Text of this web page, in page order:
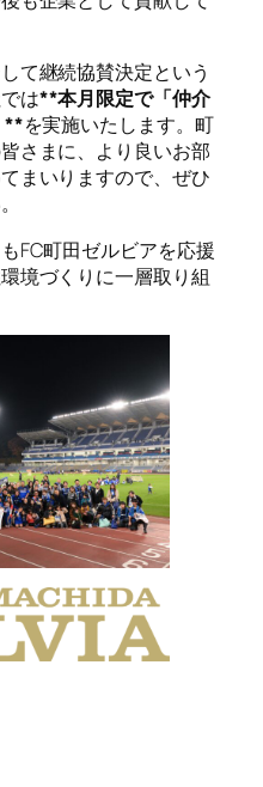
て継続協賛決定という
は**本月限定で「仲介
**を実施いたします。町
さまに、より良いお部
まいりますので、ぜひ
FC町田ゼルビアを応援
境づくりに一層取り組